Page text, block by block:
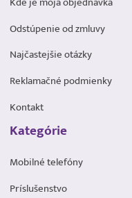
Odstúpenie od zmluvy
Najčastejšie otázky
Reklamačné podmienky
Kontakt
Kategórie
Mobilné telefóny
Príslušenstvo